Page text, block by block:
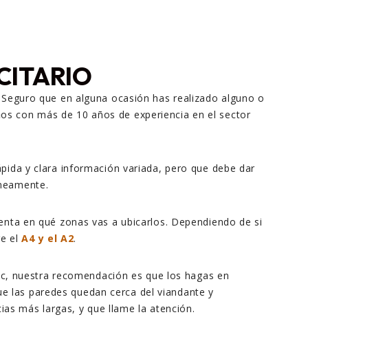
que en alguna ocasión has realizado alguno o
con más de 10 años de experiencia en el sector
y clara información variada, pero que debe dar
en qué zonas vas a ubicarlos. Dependiendo de si
elA4 y el A2.
nuestra recomendación es que los hagas en
las paredes quedan cerca del viandante y
más largas, y que llame la atención.